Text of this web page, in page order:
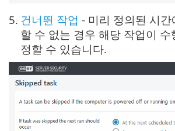
5. 건너뛴 작업 - 미리 정의된 시
할 수 없는 경우 해당 작업이 수
정할 수 있습니다.